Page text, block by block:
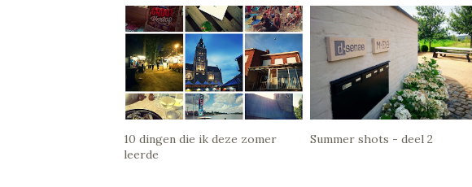
10 dingen die ik deze zomer
leerde
Summer shots - deel 2